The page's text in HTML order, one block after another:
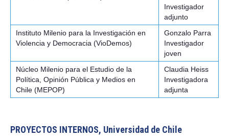
Investigador
adjunto
Instituto Milenio para la Investigación en
Violencia y Democracia (VioDemos)
Gonzalo Parra
Investigador
joven
Núcleo Milenio para el Estudio de la
Política, Opinión Pública y Medios en
Chile (MEPOP)
Claudia Heiss
Investigadora
adjunta
PROYECTOS INTERNOS, Universidad de Chile